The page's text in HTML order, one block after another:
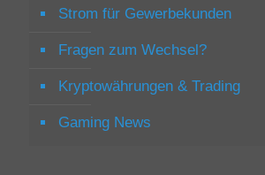
Strom für Gewerbekunden
Fragen zum Wechsel?
Kryptowährungen & Trading
Gaming News